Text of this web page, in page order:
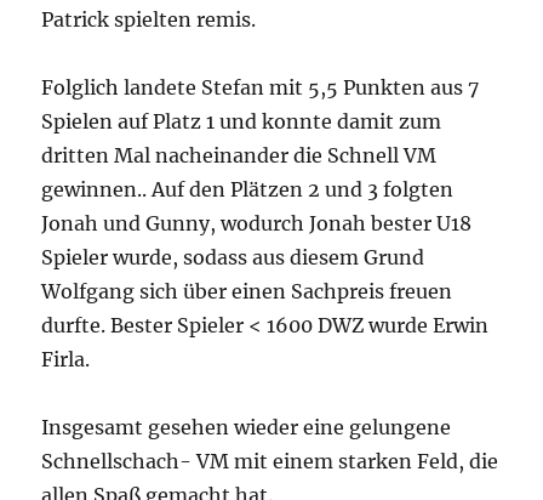
Patrick spielten remis.
Folglich landete Stefan mit 5,5 Punkten aus 7
Spielen auf Platz 1 und konnte damit zum
dritten Mal nacheinander die Schnell VM
gewinnen.. Auf den Plätzen 2 und 3 folgten
Jonah und Gunny, wodurch Jonah bester U18
Spieler wurde, sodass aus diesem Grund
Wolfgang sich über einen Sachpreis freuen
durfte. Bester Spieler < 1600 DWZ wurde Erwin
Firla.
Insgesamt gesehen wieder eine gelungene
Schnellschach- VM mit einem starken Feld, die